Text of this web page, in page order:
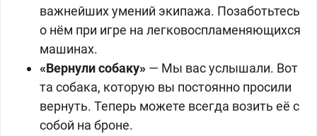
важнейших умений экипажа. Позаботьтесь
о нём при игре на легковоспламеняющихся
машинах.
«Вернули собаку» — Мы вас услышали. Вот
та собака, которую вы постоянно просили
вернуть. Теперь можете всегда возить её с
собой на броне.